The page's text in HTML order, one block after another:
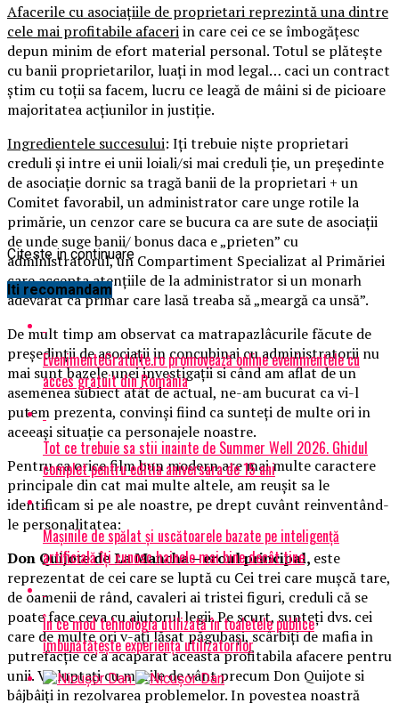
Afacerile cu asociațiile de proprietari reprezintă una dintre
cele mai profitabile afaceriin care cei ce se îmbogățesc
depun minim de efort material personal. Totul se plătește
cu banii proprietarilor, luați in mod legal… caci un contract
știm cu toții sa facem, lucru ce leagă de mâini si de picioare
majoritatea acțiunilor in justiție.
Ingredientele succesului: Iți trebuie niște proprietari
creduli și intre ei unii loiali/si mai creduli ție, un președinte
de asociație dornic sa tragă banii de la proprietari + un
Comitet favorabil, un administrator care unge rotile la
primărie, un cenzor care se bucura ca are sute de asociații
de unde suge banii/ bonus daca e „prieten” cu
administratorul, un Compartiment Specializat al Primăriei
care accepta atențiile de la administrator si un monarh
adevărat ca primar care lasă treaba să „meargă ca unsă”.
De mult timp am observat ca matrapazlâcurile făcute de
președinții de asociații in concubinaj cu administratorii nu
mai sunt bazele unei investigații si când am aflat de un
asemenea subiect atât de actual, ne-am bucurat ca vi-l
putem prezenta, convinși fiind ca sunteți de multe ori in
aceeași situație ca personajele noastre.
Pentru ca orice film bun modern are mai multe caractere
principale din cat mai multe altele, am reușit sa le
identificam si pe ale noastre, pe drept cuvânt reinventând-
le personalitatea:
Don Quijote de La Mancha –eroul principal, este
reprezentat de cei care se luptă cu Cei trei care mușcă tare,
de oamenii de rând, cavaleri ai tristei figuri, creduli că se
poate face ceva cu ajutorul legii. Pe scurt, sunteți dvs. cei
care de multe ori v-ați lăsat păgubași, scârbiți de mafia in
putrefacție ce a acaparat aceasta profitabila afacere pentru
unii. Va luptați cu morile de vânt precum Don Quijote si
bâjbâiți in rezolvarea problemelor. In povestea noastră
Citeste in continuare
Iti recomandam
EvenimenteGratuite.ro promovează online evenimentele cu
acces gratuit din România
Tot ce trebuie sa stii inainte de Summer Well 2026. Ghidul
complet pentru editia aniversara de 15 ani
Mașinile de spălat și uscătoarele bazate pe inteligență
artificială îți cunosc hainele mai bine decât tine
În ce mod tehnologia utilizată în toaletele publice
îmbunătățește experiența utilizatorilor